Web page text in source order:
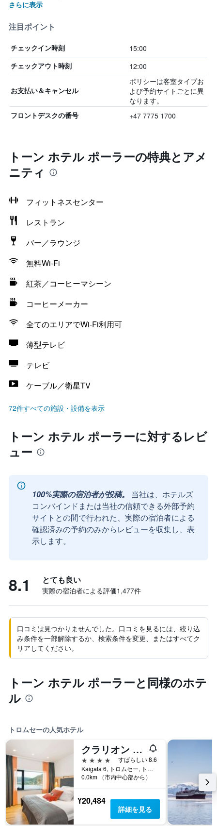
さらに表示
注目ポイント
チェックイン時刻 15:00
チェックアウト時刻 12:00
お支払い＆キャンセル
ポリシーは客室タイプお
よび予約サイトごとに異
なります。
フロントデスクの番号 +47 7775 1700
トーン ホテル ポーラーの特典とアメ
ニティ
フィットネスセンター
レストラン
バー／ラウンジ
無料Wi-Fi
紅茶／コーヒーマシーン
コーヒーメーカー
全てのエリアでWi-Fi利用可
薄型テレビ
テレビ
ケーブル／衛星TV
72件すべての施設・設備を表示
トーン ホテル ポーラーに対するレビ
ュー
100%実際の宿泊者が投稿。
当社は、ホテルズ
コンバインドまたは当社の信頼できる外部予約
サイトとの間で行われた、実際の宿泊者による
確認済みの予約のみからレビューを収集し、表
示します。
8.1 とても良い
実際の宿泊者による評価1,477​件
口コミは見つかりませんでした。口コミを見るには、絞り込
み条件を一部解除するか、検索条件を変更、またはすべてク
リアしてください。
トーン ホテル ポーラーと同様のホテ
ル
トロムセーの人気ホテル
クラリオン ホテル ジ エッジ
4つ星
すばらしい 8.6
Kaigata 6, トロムセー, トロムス県, ノルウェー
0.0km （市内中心部から）
¥20,484
詳細を見る